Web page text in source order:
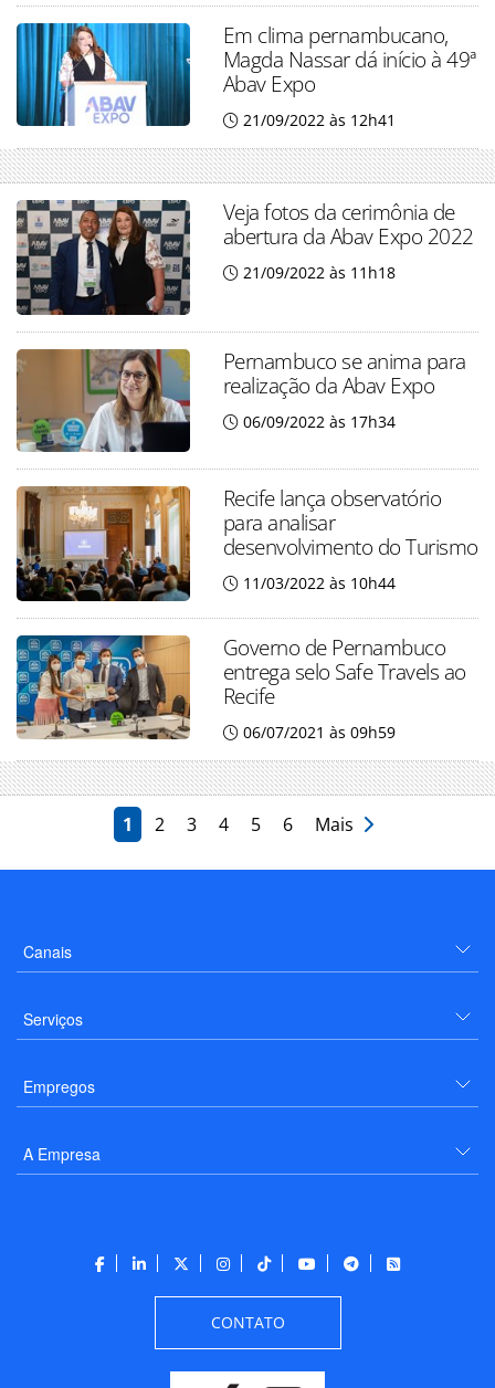
Em clima pernambucano,
Magda Nassar dá início à 49ª
Abav Expo
21/09/2022 às 12h41
Veja fotos da cerimônia de
abertura da Abav Expo 2022
21/09/2022 às 11h18
Pernambuco se anima para
realização da Abav Expo
06/09/2022 às 17h34
Recife lança observatório
para analisar
desenvolvimento do Turismo
11/03/2022 às 10h44
Governo de Pernambuco
entrega selo Safe Travels ao
Recife
06/07/2021 às 09h59
1 2 3 4 5 6 Mais
Canais
Serviços
Empregos
A Empresa
CONTATO